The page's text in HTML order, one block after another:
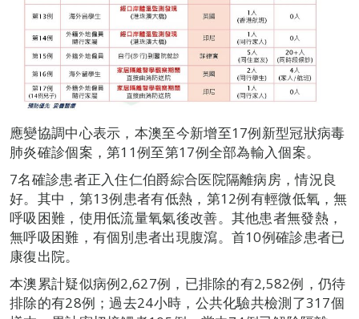
應變協調中心表示，本澳至今新增至17例新型冠狀病毒
肺炎確診個案，第11例至第17例全部為輸入個案。
7名確診患者正入住仁伯爵綜合医院隔離病房，情況良
好。其中，第13例患者有低熱，第12例有輕微低氧，無
呼吸困難，使用低流量氧氣後改善。其他患者無發熱，
無呼吸困難，有個別患者出現腹瀉。首10例確診患者已
康復出院。
本澳累計疑似病例2,627例，已排除的有2,582例，仍待
排除的有28例；過去24小時，公共化驗共檢測了317個